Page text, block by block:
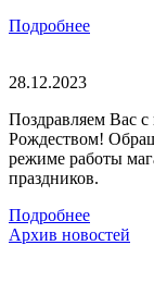
Подробнее
28.12.2023
Поздравляем Вас
Рождеством!
режиме работы
праздников.
Подробнее
Архив новостей